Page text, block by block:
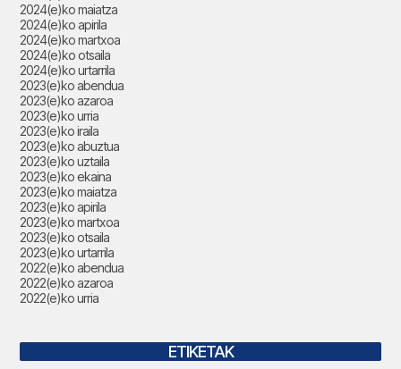
2024(e)ko maiatza
2024(e)ko apirila
2024(e)ko martxoa
2024(e)ko otsaila
2024(e)ko urtarrila
2023(e)ko abendua
2023(e)ko azaroa
2023(e)ko urria
2023(e)ko iraila
2023(e)ko abuztua
2023(e)ko uztaila
2023(e)ko ekaina
2023(e)ko maiatza
2023(e)ko apirila
2023(e)ko martxoa
2023(e)ko otsaila
2023(e)ko urtarrila
2022(e)ko abendua
2022(e)ko azaroa
2022(e)ko urria
ETIKETAK